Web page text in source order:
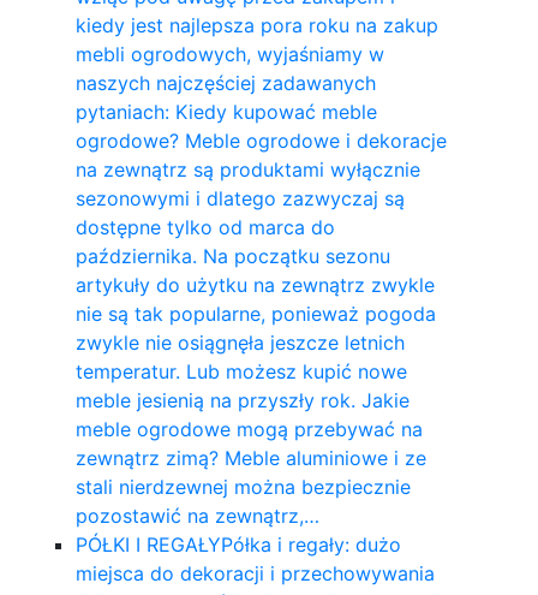
kiedy jest najlepsza pora roku na zakup
mebli ogrodowych, wyjaśniamy w
naszych najczęściej zadawanych
pytaniach: Kiedy kupować meble
ogrodowe? Meble ogrodowe i dekoracje
na zewnątrz są produktami wyłącznie
sezonowymi i dlatego zazwyczaj są
dostępne tylko od marca do
października. Na początku sezonu
artykuły do ​​użytku na zewnątrz zwykle
nie są tak popularne, ponieważ pogoda
zwykle nie osiągnęła jeszcze letnich
temperatur. Lub możesz kupić nowe
meble jesienią na przyszły rok. Jakie
meble ogrodowe mogą przebywać na
zewnątrz zimą? Meble aluminiowe i ze
stali nierdzewnej można bezpiecznie
pozostawić na zewnątrz,…
PÓŁKI I REGAŁYPółka i regały: dużo
miejsca do dekoracji i przechowywania